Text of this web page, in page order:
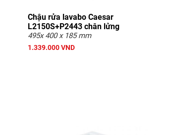
Chậu rửa lavabo Caesar
L2150S+P2443 chân lửng
495x 400 x 185 mm
1.339.000 VND